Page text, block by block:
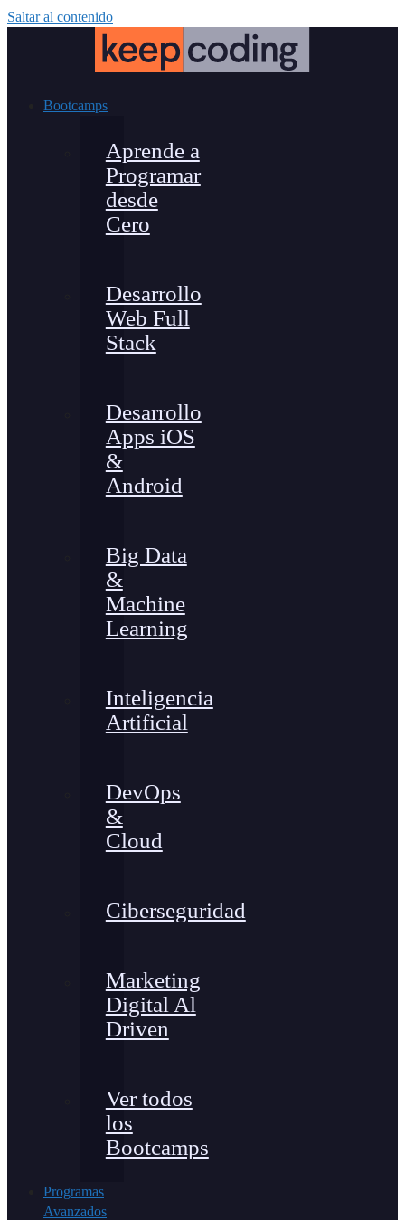
Saltar al contenido
Bootcamps
Aprende a
Programar
desde
Cero
Desarrollo
Web Full
Stack
Desarrollo
Apps iOS
&
Android
Big Data
&
Machine
Learning
Inteligencia
Artificial
DevOps
&
Cloud
Ciberseguridad
Marketing
Digital Al
Driven
Ver todos
los
Bootcamps
Programas
Avanzados